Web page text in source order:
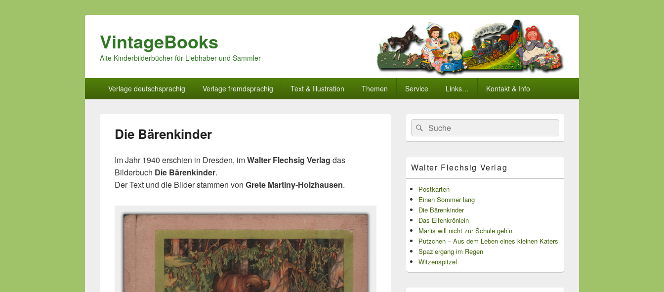
VintageBooks
Alte Kinderbilderbücher für Liebhaber und Sammler
Verlage deutschsprachig Verlage fremdsprachig Text & Illustration Themen Service Links… Kontakt & Info
Die Bärenkinder
Im Jahr 1940 erschien in Dresden, imWalter Flechsig Verlag das
Bilderbuch Die Bärenkinder.
Der Text und die Bilder stammen von Grete Martiny-Holzhausen.
Primärer
Seitenleisten
Widget-
Bereich
Search
for:
Suche
Walter Flechsig Verlag
Postkarten
Einen Sommer lang
Die Bärenkinder
Das Elfenkrönlein
Marlis will nicht zur Schule geh’n
Putzchen – Aus dem Leben eines kleinen Katers
Spaziergang im Regen
Witzenspitzel